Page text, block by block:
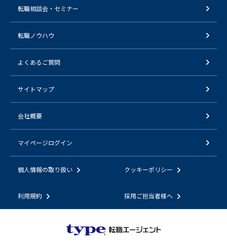
転職相談会・セミナー
転職ノウハウ
よくあるご質問
サイトマップ
会社概要
マイページログイン
個人情報の取り扱い クッキーポリシー
利用規約 採用ご担当者様へ